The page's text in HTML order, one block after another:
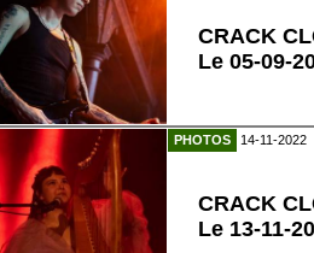
CRACK
Le 05-09-
PHOTOS 14-11-2022
CRACK
Le 13-11-